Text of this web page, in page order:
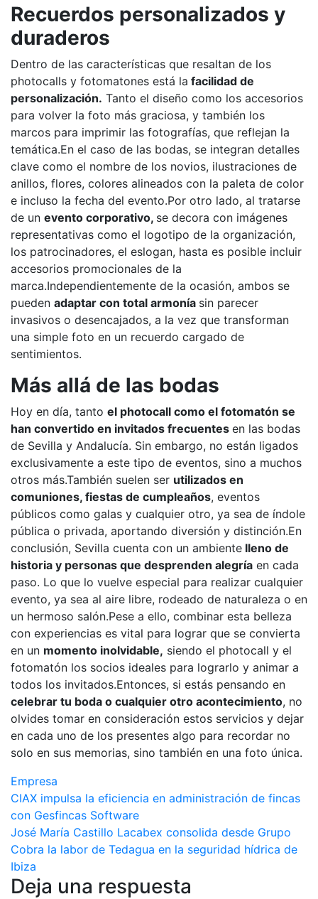
Recuerdos personalizados y
duraderos
Dentro de las características que resaltan de los
photocalls y fotomatones está la facilidad de
personalización. Tanto el diseño como los accesorios
para volver la foto más graciosa, y también los
marcos para imprimir las fotografías, que reflejan la
temática.En el caso de las bodas, se integran detalles
clave como el nombre de los novios, ilustraciones de
anillos, flores, colores alineados con la paleta de color
e incluso la fecha del evento.Por otro lado, al tratarse
de un evento corporativo, se decora con imágenes
representativas como el logotipo de la organización,
los patrocinadores, el eslogan, hasta es posible incluir
accesorios promocionales de la
marca.Independientemente de la ocasión, ambos se
pueden adaptar con total armonía sin parecer
invasivos o desencajados, a la vez que transforman
una simple foto en un recuerdo cargado de
sentimientos.
Más allá de las bodas
Hoy en día, tanto el photocall como el fotomatón se
han convertido en invitados frecuentes en las bodas
de Sevilla y Andalucía. Sin embargo, no están ligados
exclusivamente a este tipo de eventos, sino a muchos
otros más.También suelen ser utilizados en
comuniones, fiestas de cumpleaños, eventos
públicos como galas y cualquier otro, ya sea de índole
pública o privada, aportando diversión y distinción.En
conclusión, Sevilla cuenta con un ambiente lleno de
historia y personas que desprenden alegría en cada
paso. Lo que lo vuelve especial para realizar cualquier
evento, ya sea al aire libre, rodeado de naturaleza o en
un hermoso salón.Pese a ello, combinar esta belleza
con experiencias es vital para lograr que se convierta
en un momento inolvidable, siendo el photocall y el
fotomatón los socios ideales para lograrlo y animar a
todos los invitados.Entonces, si estás pensando en
celebrar tu boda o cualquier otro acontecimiento, no
olvides tomar en consideración estos servicios y dejar
en cada uno de los presentes algo para recordar no
solo en sus memorias, sino también en una foto única.
Empresa
Navegación
de
entradas
CIAX impulsa la eficiencia en administración de fincas
con Gesfincas Software
José María Castillo Lacabex consolida desde Grupo
Cobra la labor de Tedagua en la seguridad hídrica de
Ibiza
Deja una respuesta